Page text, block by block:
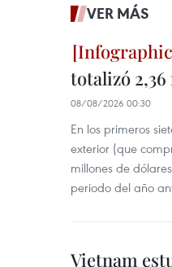
VER MÁS
totalizó
08/08/2026 00:30
En los primeros
exterior (que
millones de
periodo del año
Vietnam